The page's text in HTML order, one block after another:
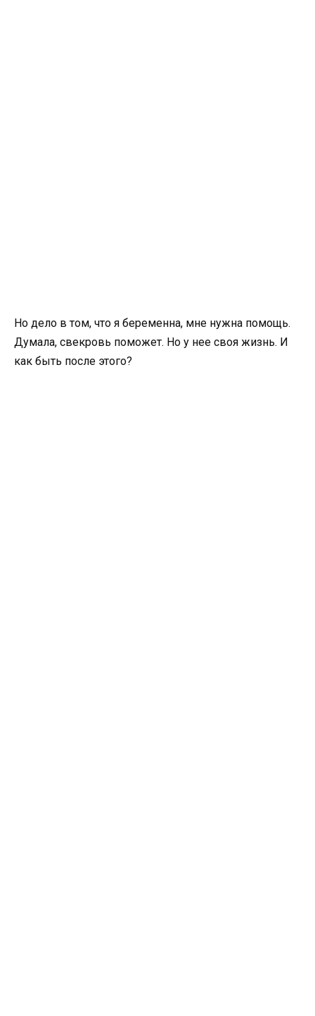
Но дело в том, что я беременна, мне нужна помощь.
Думала, свекровь поможет. Но у нее своя жизнь. И
как быть после этого?